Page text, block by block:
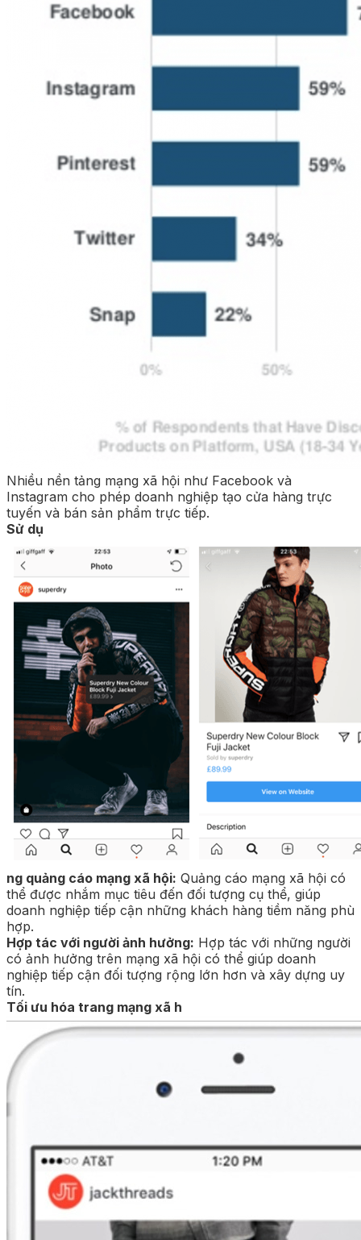
Nhiều nền tảng mạng xã hội như Facebook và
Instagram cho phép doanh nghiệp tạo cửa hàng trực
tuyến và bán sản phẩm trực tiếp.
Sử dụ
ng quảng cáo mạng xã hội: Quảng cáo mạng xã hội có
thể được nhắm mục tiêu đến đối tượng cụ thể, giúp
doanh nghiệp tiếp cận những khách hàng tiềm năng phù
hợp.
Hợp tác với người ảnh hưởng: Hợp tác với những người
có ảnh hưởng trên mạng xã hội có thể giúp doanh
nghiệp tiếp cận đối tượng rộng lớn hơn và xây dựng uy
tín.
Tối ưu hóa trang mạng xã h